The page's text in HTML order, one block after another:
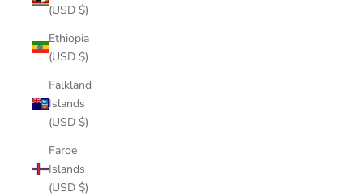
(USD $)
Ethiopia
(USD $)
Falkland
Islands
(USD $)
Faroe
Islands
(USD $)